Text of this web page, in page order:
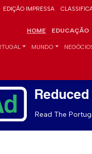
EDIÇÃO IMPRESSA
HOME EDUCAÇÃO
MUNDO
Read The